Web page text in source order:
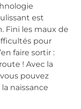
est
Fini les maux de
pour
faire sortir :
! Avec la
pouvez
naissance